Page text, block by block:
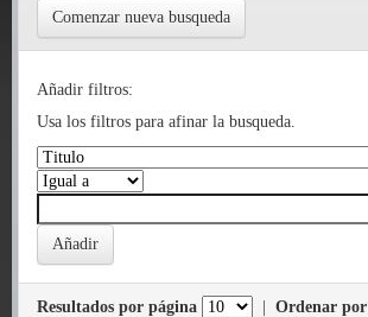
Comenzar nueva busqueda
Añadir filtros:
Usa los filtros para afinar la busqueda.
Resultados por página
Ordenar por